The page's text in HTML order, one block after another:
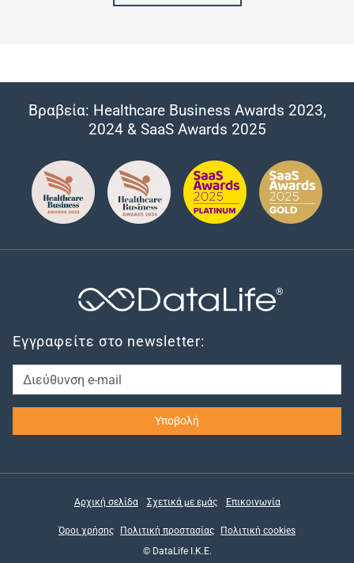
Βραβεία: Healthcare Business Awards 2023,
2024 & SaaS Awards 2025
®
Εγγραφείτε στο newsletter:
Αρχική σελίδα Σχετικά με εμάς Επικοινωνία
Όροι χρήσης Πολιτική προστασίας
Πολιτική cookies
© DataLife Ι.Κ.Ε.